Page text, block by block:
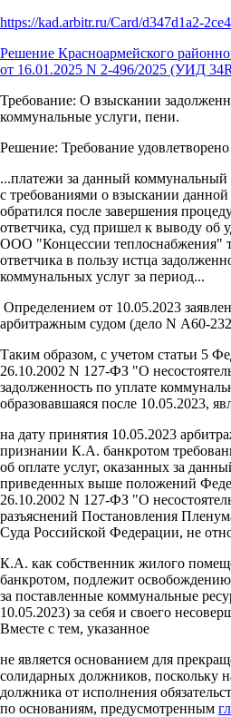
https://kad.arbitr.ru/Card/d347d1a2-
Решение Красноармейского
от 16.01.2025 N 2-496/2025 (УИД
Требование: О взыскании
коммунальные услуги, пени.
Решение: Требование удовлетворено
...платежи за данный коммунальный
с требованиями о взыскании
обратился после завершения
ответчика, суд пришел к выводу об
ООО "Концессии теплоснабжения"
ответчика в пользу истца
коммунальных услуг за период...
Определением от 10.05.2023
арбитражным судом (дело N А60-
Таким образом, с учетом статьи 5
26.10.2002 N 127-ФЗ "О
задолженность по уплате
образовавшаяся после 10.05.2023,
на дату принятия 10.05.2023
признании К.А. банкротом
об оплате услуг, оказанных за
приведенных выше положений
26.10.2002 N 127-ФЗ "О
разъяснений Постановления
Суда Российской Федерации, не
К.А. как собственник жилого
банкротом, подлежит освобождению
за поставленные коммунальные
10.05.2023) за себя и своего
Вместе с тем, указанное
не является основанием для
солидарных должников, поскольку
должника от исполнения
по основаниям, предусмотренным